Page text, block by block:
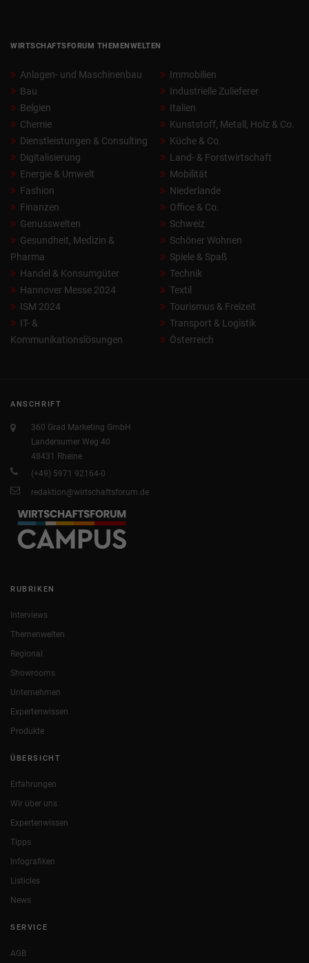
WIRTSCHAFTSFORUM THEMENWELTEN
Anlagen- und Maschinenbau
Bau
Belgien
Chemie
Dienstleistungen & Consulting
Digitalisierung
Energie & Umwelt
Fashion
Finanzen
Genusswelten
Gesundheit, Medizin &
Pharma
Handel & Konsumgüter
Hannover Messe 2024
ISM 2024
IT- &
Kommunikationslösungen
Immobilien
Industrielle Zulieferer
Italien
Kunststoff, Metall, Holz & Co.
Küche & Co.
Land- & Forstwirtschaft
Mobilität
Niederlande
Office & Co.
Schweiz
Schöner Wohnen
Spiele & Spaß
Technik
Textil
Tourismus & Freizeit
Transport & Logistik
Österreich
ANSCHRIFT
360 Grad Marketing GmbH
Landersumer Weg 40
48431 Rheine
(+49) 5971 92164-0
redaktion@wirtschaftsforum.de
RUBRIKEN
Interviews
Themenwelten
Regional
Showrooms
Unternehmen
Expertenwissen
Produkte
ÜBERSICHT
Erfahrungen
Wir über uns
Expertenwissen
Tipps
Infografiken
Listicles
News
SERVICE
AGB